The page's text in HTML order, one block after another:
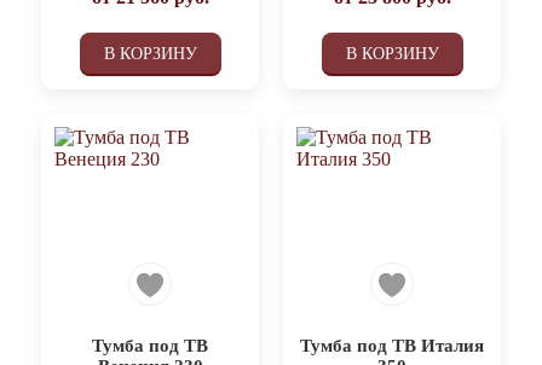
В КОРЗИНУ В КОРЗИНУ
Тумба под ТВ
Тумба под ТВ Италия